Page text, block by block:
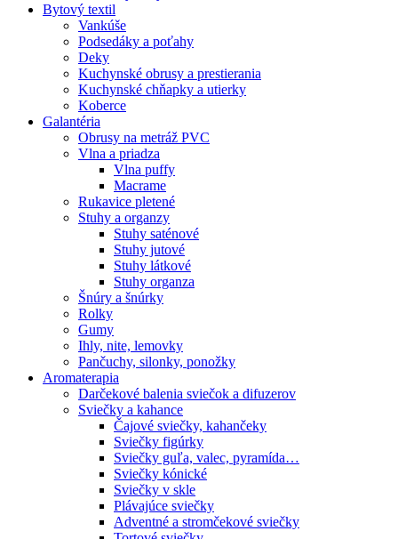
Bytový textil
Vankúše
Podsedáky a poťahy
Deky
Kuchynské obrusy a prestierania
Kuchynské chňapky a utierky
Koberce
Galantéria
Obrusy na metráž PVC
Vlna a priadza
Vlna puffy
Macrame
Rukavice pletené
Stuhy a organzy
Stuhy saténové
Stuhy jutové
Stuhy látkové
Stuhy organza
Šnúry a šnúrky
Rolky
Gumy
Ihly, nite, lemovky
Pančuchy, silonky, ponožky
Aromaterapia
Darčekové balenia sviečok a difuzerov
Sviečky a kahance
Čajové sviečky, kahančeky
Sviečky figúrky
Sviečky guľa, valec, pyramída…
Sviečky kónické
Sviečky v skle
Plávajúce sviečky
Adventné a stromčekové sviečky